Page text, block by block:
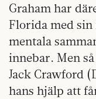
Graham har
Florida med
mentala
innebar. Men
Jack Crawford
hans hjälp att